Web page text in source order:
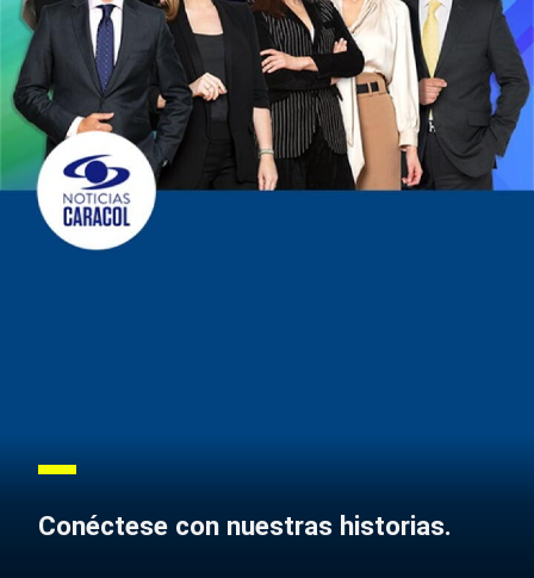
Conéctese con nuestras historias.